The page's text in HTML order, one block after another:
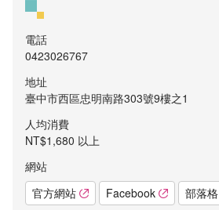
電話
0423026767
地址
臺中市西區忠明南路303號9樓之1
人均消費
NT$1,680 以上
網站
官方網站
Facebook
部落格